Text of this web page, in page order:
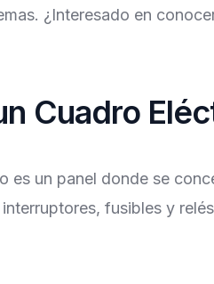
¿Interesado en
Cuadro
es un panel donde se
fusibles y